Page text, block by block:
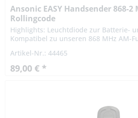
Ansonic EASY Handsender 868-
Rollingcode
Highlights: Leuchtdiode zur Batterie-
Kompatibel zu unseren 868 MHz AM-
Technische Daten:...
Artikel-Nr.: 44465
89,00 € *